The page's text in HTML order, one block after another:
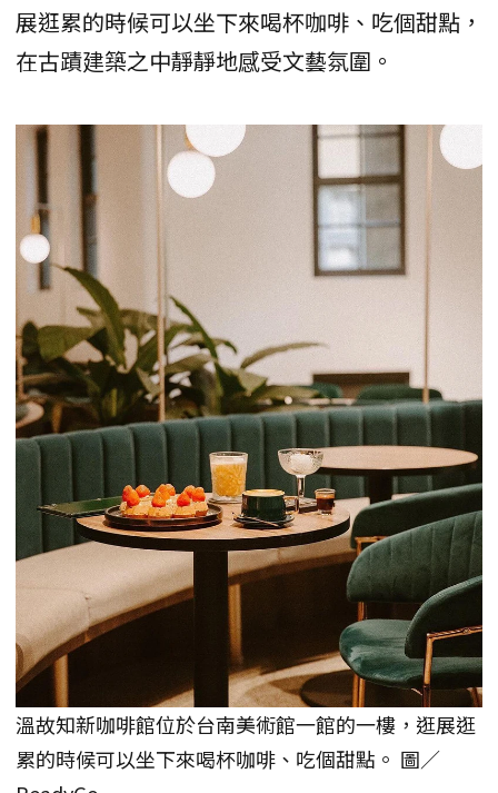
展逛累的時候可以坐下來喝杯咖啡、吃個甜點，
在古蹟建築之中靜靜地感受文藝氛圍。
溫故知新咖啡館位於台南美術館一館的一樓，逛展逛
累的時候可以坐下來喝杯咖啡、吃個甜點。 圖／